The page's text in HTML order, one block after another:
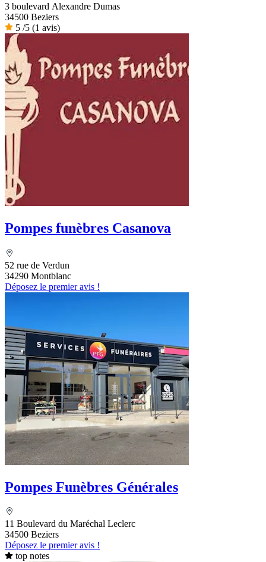
3 boulevard Alexandre Dumas
34500 Beziers
5 /5 (1 avis)
Pompes funèbres Casanova
52 rue de Verdun
34290 Montblanc
Déposez le premier avis !
Pompes Funèbres Générales
11 Boulevard du Maréchal Leclerc
34500 Beziers
Déposez le premier avis !
top notes